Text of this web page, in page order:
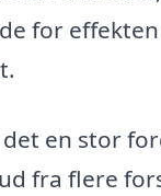
for
en stor
fra flere